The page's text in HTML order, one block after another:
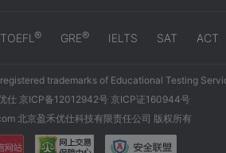
TOEFL ® GRE® IELTS SAT ACT
registered trademarks of Educational Testing
京ICP备12012942号 京ICP证160944号
北京盈禾优仕科技有限责任公司 版权所有